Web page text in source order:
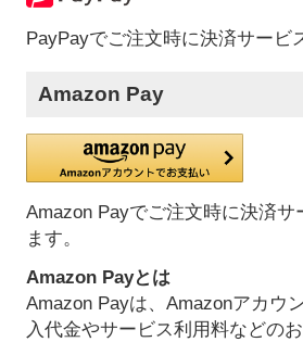
PayPayでご注文時に決済サービ
Amazon Pay
Amazon Payでご注文時に決済サ
ます。
Amazon Payとは
Amazon Payは、Amazonアカウ
入代金やサービス利用料などの